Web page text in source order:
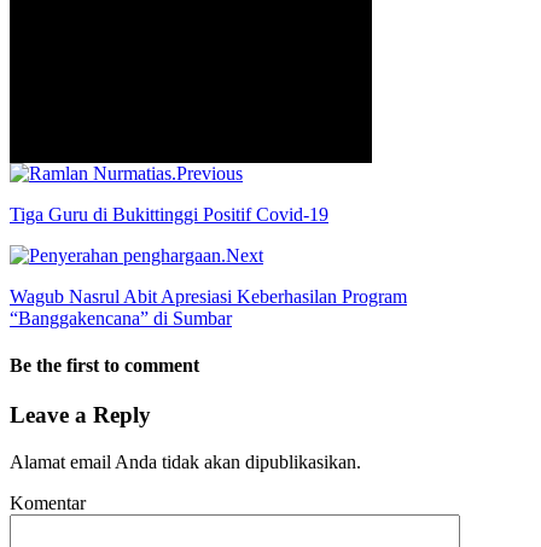
Previous
Tiga Guru di Bukittinggi Positif Covid-19
Next
Wagub Nasrul Abit Apresiasi Keberhasilan Program
“Banggakencana” di Sumbar
Be the first to comment
Leave a Reply
Alamat email Anda tidak akan dipublikasikan.
Komentar